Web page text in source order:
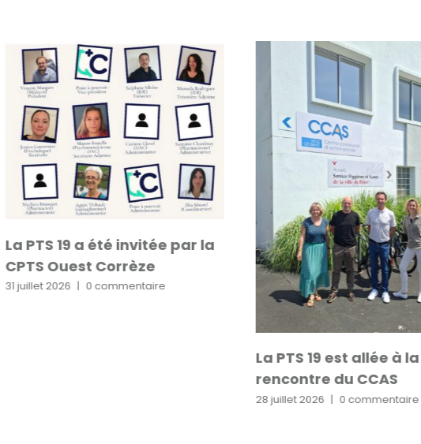
La PTS 19 a été invitée par la
CPTS Ouest Corrèze
31 juillet 2026 | 0 commentaire
La PTS 19 est allée à la
rencontre du CCAS
28 juillet 2026 | 0 commentaire